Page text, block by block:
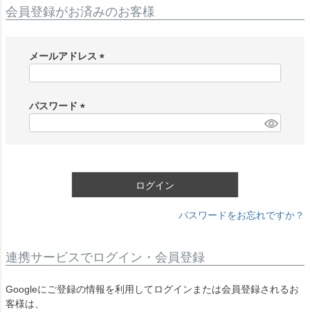
会員登録がお済みのお客様
メールアドレス
)
パスワード
ログイン
パスワードをお忘れですか？
連携サービスでログイン・会員登録
Googleにご登録の情報を利用してログインまたは会員登録されるお
客様は、